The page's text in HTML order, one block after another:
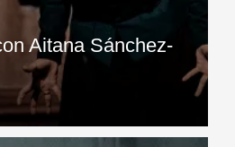
Aitana Sánchez-